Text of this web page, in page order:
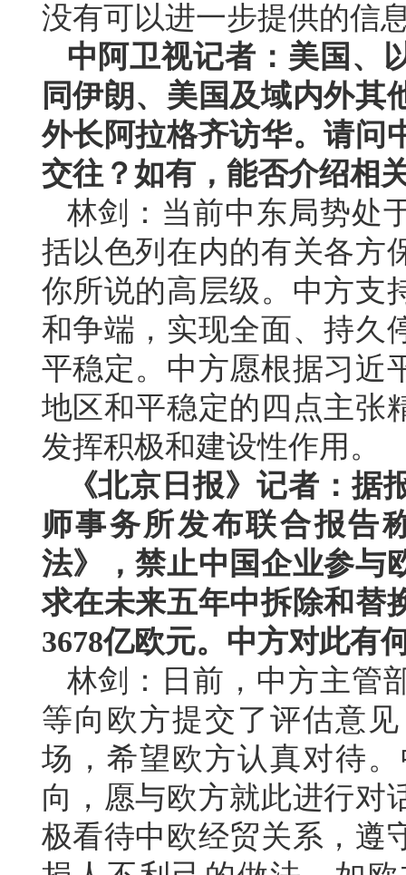
没有可以进一步提供的信
中阿卫视记者：美国、
同伊朗、美国及域内外其
外长阿拉格齐访华。请问
交往？如有，能否介绍相
林剑：当前中东局势处
括以色列在内的有关各方
你所说的高层级。中方支
和争端，实现全面、持久
平稳定。中方愿根据习近
地区和平稳定的四点主张
发挥积极和建设性作用。
《北京日报》记者：
师事务所发布联合报告
法》，禁止中国企业参与
求在未来五年中拆除和替
3678亿欧元。中方对此有
林剑：日前，中方主管
等向欧方提交了评估意
场，希望欧方认真对待
向，愿与欧方就此进行对
极看待中欧经贸关系，遵